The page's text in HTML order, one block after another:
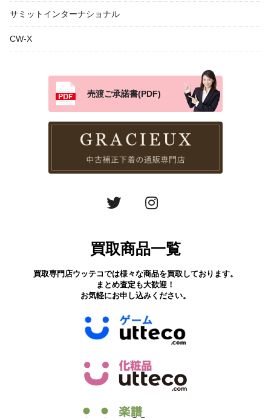
サミットインターナショナル
CW-X
売渡ご承諾書(PDF)
買取商品一覧
買取専門店ウッテコでは様々な商品を買取しております。
まとめ査定も大歓迎！
お気軽にお申し込みください。